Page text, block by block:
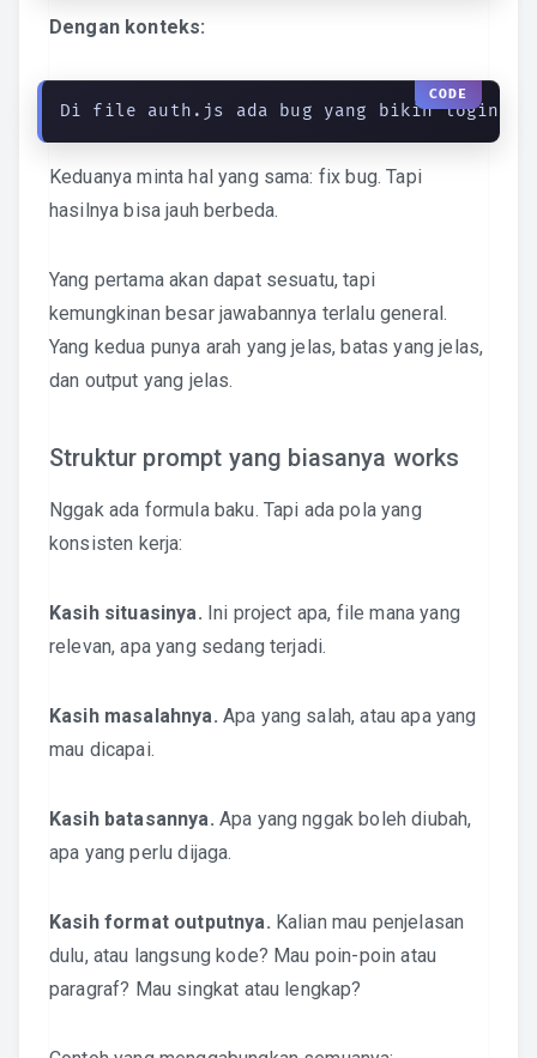
Dengan konteks:
Di file auth.js ada bug yang bikin login
Keduanya minta hal yang sama: fix bug. Tapi
hasilnya bisa jauh berbeda.
Yang pertama akan dapat sesuatu, tapi
kemungkinan besar jawabannya terlalu general.
Yang kedua punya arah yang jelas, batas yang jelas,
dan output yang jelas.
Struktur prompt yang biasanya works
Nggak ada formula baku. Tapi ada pola yang
konsisten kerja:
Kasih situasinya. Ini project apa, file mana yang
relevan, apa yang sedang terjadi.
Kasih masalahnya. Apa yang salah, atau apa yang
mau dicapai.
Kasih batasannya. Apa yang nggak boleh diubah,
apa yang perlu dijaga.
Kasih format outputnya. Kalian mau penjelasan
dulu, atau langsung kode? Mau poin-poin atau
paragraf? Mau singkat atau lengkap?